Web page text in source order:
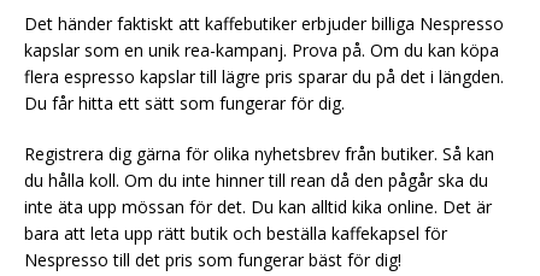
Det händer faktiskt att kaffebutiker erbjuder billiga Nespresso
kapslar som en unik rea-kampanj. Prova på. Om du kan köpa
flera espresso kapslar till lägre pris sparar du på det i längden.
Du får hitta ett sätt som fungerar för dig.
Registrera dig gärna för olika nyhetsbrev från butiker. Så kan
du hålla koll. Om du inte hinner till rean då den pågår ska du
inte äta upp mössan för det. Du kan alltid kika online. Det är
bara att leta upp rätt butik och beställa kaffekapsel för
Nespresso till det pris som fungerar bäst för dig!